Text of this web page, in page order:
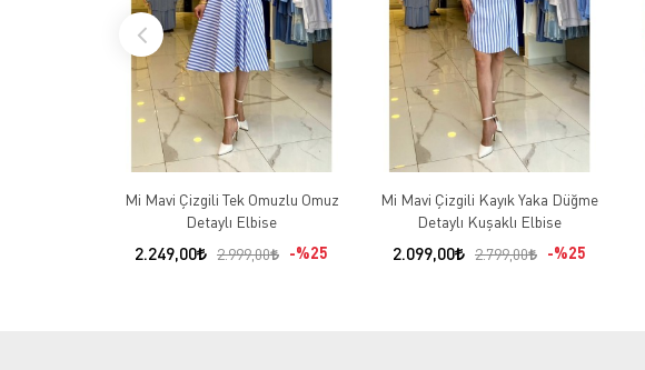
Mi Mavi Çizgili Tek Omuzlu Omuz
Detaylı Elbise
2.249,00 2.999,00 %25
Mi Mavi Çizgili Kayık Yaka Düğme
Detaylı Kuşaklı Elbise
2.099,00 2.799,00 %25